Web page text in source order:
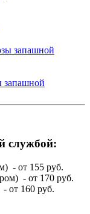
запашной
службой:
- от 155 руб.
- от 170 руб.
от 160 руб.